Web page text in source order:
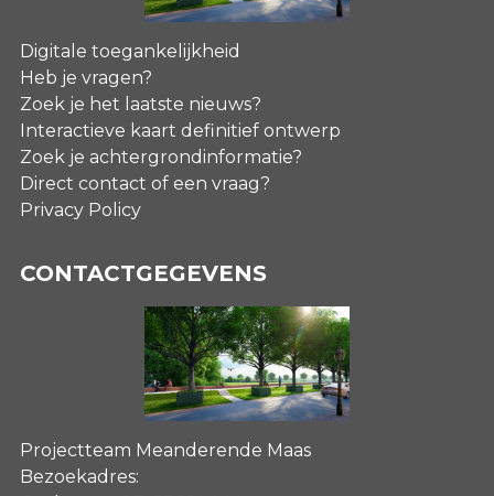
Digitale toegankelijkheid
Heb je vragen?
Zoek je het laatste nieuws?
Interactieve kaart definitief ontwerp
Zoek je achtergrondinformatie?
Direct contact of een vraag?
Privacy Policy
CONTACTGEGEVENS
Projectteam Meanderende Maas
Bezoekadres: